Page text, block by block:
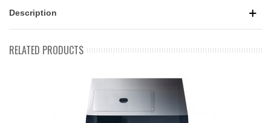
Description
RELATED PRODUCTS